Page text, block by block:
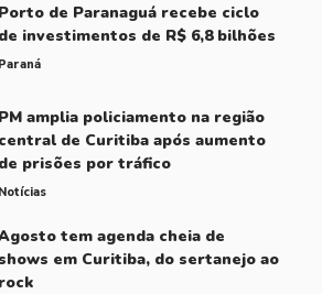
Porto de Paranaguá recebe ciclo
de investimentos de R$ 6,8 bilhões
Paraná
PM amplia policiamento na região
central de Curitiba após aumento
de prisões por tráfico
Notícias
tem agenda cheia de
shows em Curitiba, do sertanejo ao
rock